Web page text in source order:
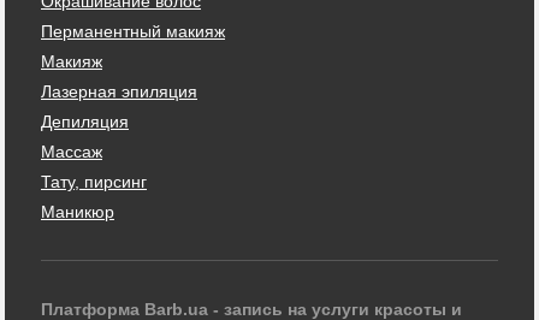
Перманентный макияж
Макияж
Лазерная эпиляция
Депиляция
Массаж
Тату, пирсинг
Маникюр
Платформа Barb.ua - запись на услуги красоты и